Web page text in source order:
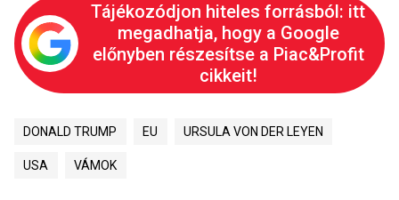
Tájékozódjon hiteles forrásból: itt
megadhatja, hogy a Google
előnyben részesítse a Piac&Profit
cikkeit!
DONALD TRUMP EU URSULA VON DER LEYEN
USA VÁMOK